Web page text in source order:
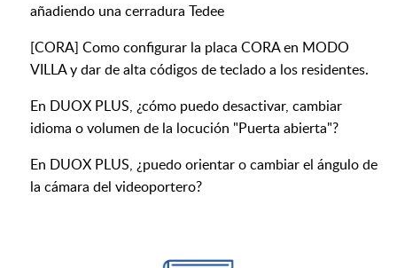
añadiendo una cerradura Tedee
[CORA] Como configurar la placa CORA en MODO
VILLA y dar de alta códigos de teclado a los residentes.
En DUOX PLUS, ¿cómo puedo desactivar, cambiar
idioma o volumen de la locución "Puerta abierta"?
En DUOX PLUS, ¿puedo orientar o cambiar el ángulo de
la cámara del videoportero?